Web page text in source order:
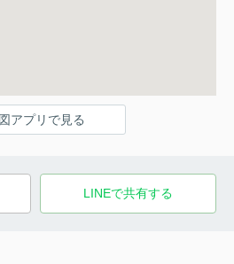
アプリで見る
LINEで共有する